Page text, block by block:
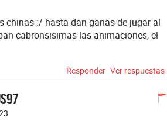
chinas :/ hasta dan ganas de jugar al
cabronsisimas las animaciones, el
Responder Ver respuestas